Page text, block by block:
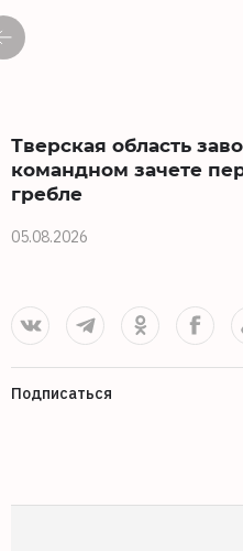
Тверская область
командном зачете
гребле
05.08.2026
Подписаться